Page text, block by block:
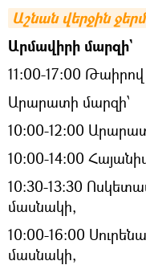
Աշնան վերջին
Արմավիրի մարզի`
11։00-17։00
Արարատի մարզի՝
10:00-12:00
10:00-14:00
10:30-13:30
մասնակի,
10:00-16:00
մասնակի,